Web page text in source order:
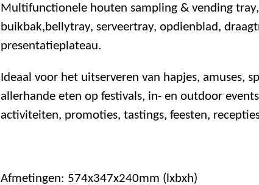
Multifunctionele houten sampling & vending tray,
buikbak,bellytray, serveertray, opdienblad,
presentatieplateau.
Ideaal voor het uitserveren van hapjes, amuses,
allerhande eten op festivals, in- en outdoor
activiteiten, promoties, tastings, feesten,
Afmetingen: 574x347x240mm (lxbxh)